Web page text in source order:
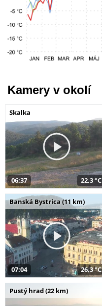
Kamery v okolí
Skalka
06:37 22,3 °C
Banská Bystrica (11 km)
07:04 26,3 °C
Pustý hrad (22 km)